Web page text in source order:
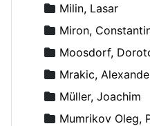
Milin, Lasar
Miron,
Moosdorf,
Mrakic,
Müller, Joachim
Mumrikov Oleg,